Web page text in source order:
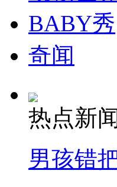
司机酒驾遇交警 急速
BABY秀
奇闻
热点新
男孩错